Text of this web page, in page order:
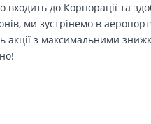
до Корпорації та
ми зустрінемо в
акції з максимальними